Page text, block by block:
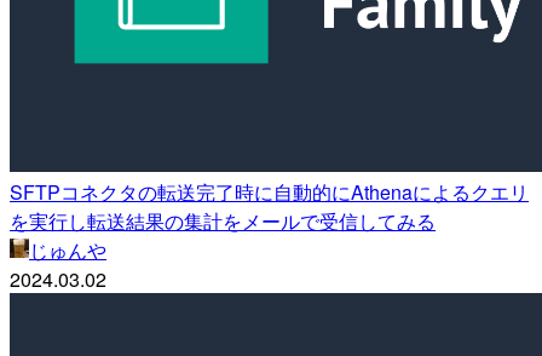
SFTPコネクタの転送完了時に自動的にAthenaによるクエリ
を実行し転送結果の集計をメールで受信してみる
じゅんや
2024.03.02